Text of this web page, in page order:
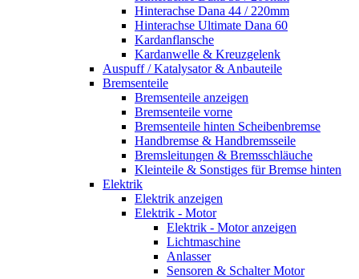
Hinterachse Dana 44 / 220mm
Hinterachse Ultimate Dana 60
Kardanflansche
Kardanwelle & Kreuzgelenk
Auspuff / Katalysator & Anbauteile
Bremsenteile
Bremsenteile anzeigen
Bremsenteile vorne
Bremsenteile hinten Scheibenbremse
Handbremse & Handbremsseile
Bremsleitungen & Bremsschläuche
Kleinteile & Sonstiges für Bremse hinten
Elektrik
Elektrik anzeigen
Elektrik - Motor
Elektrik - Motor anzeigen
Lichtmaschine
Anlasser
Sensoren & Schalter Motor